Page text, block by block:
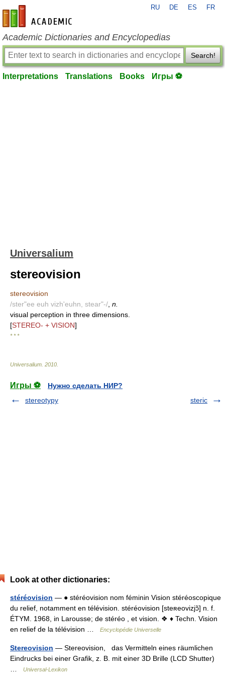
en-academic.com
RU DE ES FR
Academic Dictionaries and Encyclopedias
Search!
Interpretations Translations Books Игры ⚽
Universalium
stereovision
stereovision
/ster"ee euh vizh'euhn, stear"-/ n.
visual perception in three dimensions.
[STEREO- + VISION]
* * *
Universalium 2010
Игры ⚽
Нужно сделать НИР?
stereotypy
steric
Look at other dictionaries:
stéréovision — ● stéréovision nom féminin Vision stéréoscopique
du relief, notamment en télévision. stéréovision [steʀeovizjɔ̃] n. f.
ÉTYM. 1968, in Larousse; de stéréo , et vision. ❖ ♦ Techn. Vision
en relief de la télévision …
Encyclopédie Universelle
Stereovision — Stereovision, das Vermitteln eines räumlichen
Eindrucks bei einer Grafik, z. B. mit einer 3D Brille (LCD Shutter)
Universal-Lexikon